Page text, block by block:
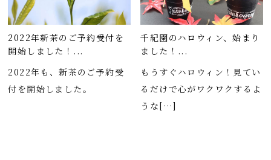
2022年新茶のご予約受付を
開始しました！...
2022年も、新茶のご予約受
付を開始しました。
千紀園のハロウィン、始まり
ました！...
もうすぐハロウィン！見てい
るだけで心がワクワクするよ
うな[…]